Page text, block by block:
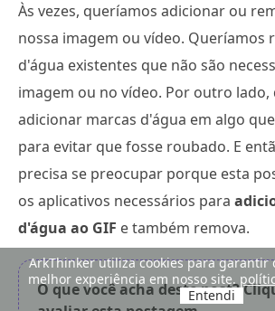
Às vezes, queríamos adicionar ou
nossa imagem ou vídeo. Queríamos
d'água existentes que não são
imagem ou no vídeo. Por outro lado,
adicionar marcas d'água em algo
para evitar que fosse roubado. E
precisa se preocupar porque esta
os aplicativos necessários para
d'água ao GIF e também remova.
O que você acha deste post?
ArkThinker utiliza cookies para garantir
melhor experiência em nosso site.
Entendi